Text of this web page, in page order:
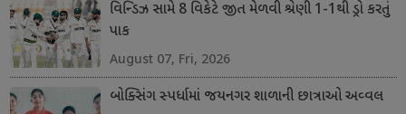
વિન્ડિઝ સામે 8 વિકેટે જીત મેળવી શ્રેણી 1-1થી ડ્રો કરતું
પાક
August 07, Fri, 2026
બોક્સિંગ સ્પર્ધામાં જયનગર શાળાની છાત્રાઓ અવ્વલ